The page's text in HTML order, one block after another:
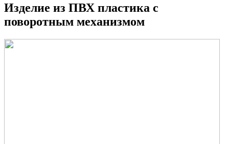
Изделие из ПВХ пластика с
поворотным механизмом